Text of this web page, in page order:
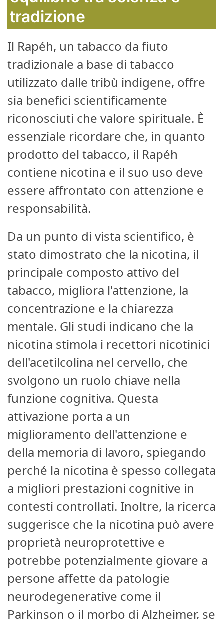
tradizione
Il Rapéh, un tabacco da fiuto
tradizionale a base di tabacco
utilizzato dalle tribù indigene, offre
sia benefici scientificamente
riconosciuti che valore spirituale. È
essenziale ricordare che, in quanto
prodotto del tabacco, il Rapéh
contiene nicotina e il suo uso deve
essere affrontato con attenzione e
responsabilità.
Da un punto di vista scientifico, è
stato dimostrato che la nicotina, il
principale composto attivo del
tabacco, migliora l'attenzione, la
concentrazione e la chiarezza
mentale. Gli studi indicano che la
nicotina stimola i recettori nicotinici
dell'acetilcolina nel cervello, che
svolgono un ruolo chiave nella
funzione cognitiva. Questa
attivazione porta a un
miglioramento dell'attenzione e
della memoria di lavoro, spiegando
perché la nicotina è spesso collegata
a migliori prestazioni cognitive in
contesti controllati. Inoltre, la ricerca
suggerisce che la nicotina può avere
proprietà neuroprotettive e
potrebbe potenzialmente giovare a
persone affette da patologie
neurodegenerative come il
Parkinson o il morbo di Alzheimer, se